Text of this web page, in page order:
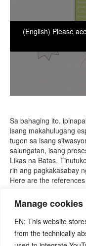
Manage
EN: This website
from the technically
(English) Please
Sa bahaging ito,
isang makahulugang
tugon sa isang
salungatan, isang
Likas na Batas.
rin ang pagkakasabay
Here are the
level of a strong
illustrations of Hamer
3)Details of the